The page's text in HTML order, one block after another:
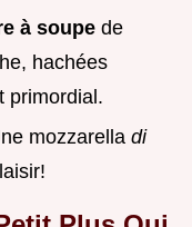
à soupe de
hachées
primordial.
mozzarella di